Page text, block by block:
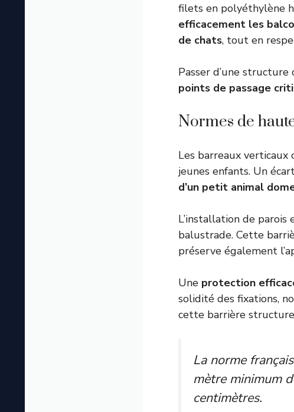
filets en polyéthylène
efficacement les
de chats, tout en
Passer d’une
points de passage
Normes de
Les barreaux
jeunes enfants. Un
d’un petit animal
L’installation de
balustrade. Cette
préserve également
Une protection
solidité des fixations,
cette barrière
La norme
mètre minimum
centimètres.